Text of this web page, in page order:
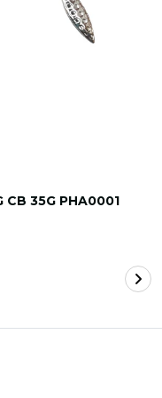
CB 35G PHA0001